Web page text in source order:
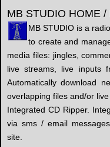
MB STUDIO HOME /
MB STUDIO is a
to create and
media files: jingles,
live streams, live inputs
Automatically download
overlapping files and/or
Integrated CD Ripper.
via sms / email
site.